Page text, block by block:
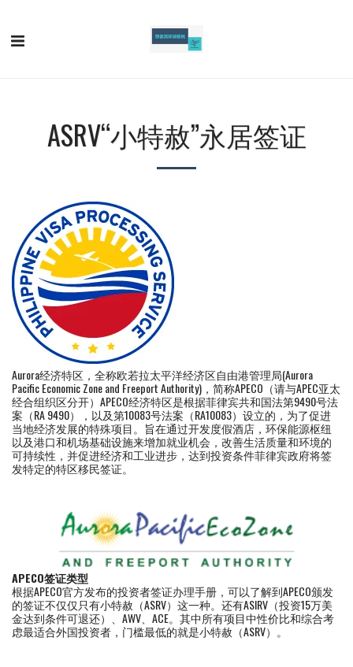
ASRV“小特赦”永居签证
Aurora经济特区，全称欧若拉太平洋经济区自由港管理局(Aurora
Pacific Economic Zone and Freeport Authority)，简称APECO（请与APEC亚太
经合组织区分开）APECO经济特区是根据菲律宾共和国法第9490号法
案（RA 9490），以及第10083号法案（RA10083）设立的，为了促进
当地经济发展的特殊项目。旨在通过开发度假酒店，环保能源枢纽
以及港口和机场基础设施来增加就业机会，改善生活质量和环境的
可持续性，并促进经济和工业进步，达到投资条件菲律宾政府将签
发特定的特区移民签证。
APECO签证类型
根据APECO官方发布的投资者签证办理手册，可以了解到APECO颁发
的签证不仅仅只有小特赦（ASRV）这一种。还有ASIRV（投资15万美
金达到条件可退还）、AWV、ACE。其中所有项目中性价比和综合考
虑最适合外国投资者，门槛最低的就是小特赦（ASRV）。